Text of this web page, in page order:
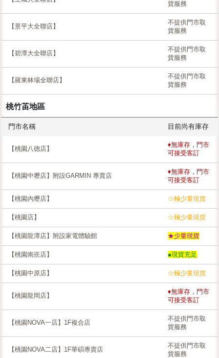
貨服務
【景平大全聯店】
不提供門市取
貨服務
【碧潭大全聯店】
不提供門市取
貨服務
【羅東林場全聯店】
不提供門市取
貨服務
桃竹苖地區
門市名稱 目前尚有庫存
【桃園八德店】
♦無庫存，門市
可接受客訂
【桃園中壢店】附設GARMIN 專賣店
♦無庫存，門市
可接受客訂
【桃園內壢店】 ☆極少量現貨
【桃園店】 ☆極少量現貨
【桃園龍潭店】附設家電體驗館 ★少量現貨
【桃園南崁店】 ●現貨充足
【桃園中原店】 ☆極少量現貨
【桃園龍岡店】
♦無庫存，門市
可接受客訂
【桃園NOVA一店】1F複合店
不提供門市取
貨服務
【桃園NOVA二店】1F華碩專賣店
不提供門市取
貨服務